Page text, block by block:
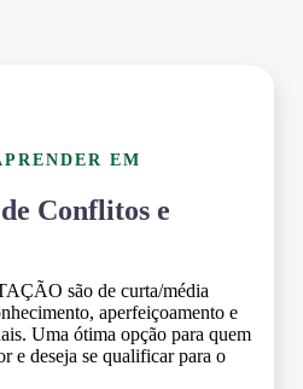
EM
Conflitos e
são de curta/média
aperfeiçoamento e
Uma ótima opção para quem
e deseja se qualificar para o